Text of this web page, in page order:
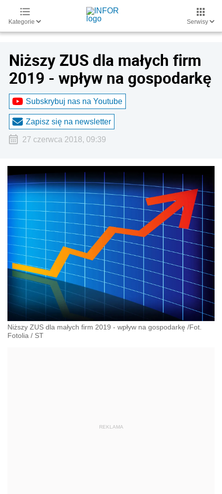
Kategorie Serwisy
Niższy ZUS dla małych firm
2019 - wpływ na gospodarkę
Subskrybuj nas na Youtube
Zapisz się na newsletter
27 czerwca 2018, 09:39
Niższy ZUS dla małych firm 2019 - wpływ na gospodarkę /Fot.
Fotolia / ST